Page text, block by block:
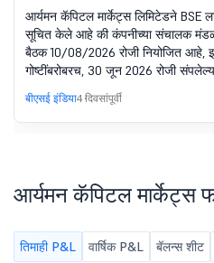
समाप्त झालेल्या तिमाहीसाठी
अनऑडिटेड फायनान्शियल
परिणामांचा विचार आणि मंजुरीसाठी
बोर्ड मीटिंग सूचना
आर्यमन कॅपिटल मार्केट्स लिमिटेडने BSE
सूचित केले आहे की कंपनीच्या संचालक
बैठक 10/08/2026 रोजी नियोजित आहे,
गोष्टींबरोबरच, 30 जून 2026 रोजी
तिमाहीसाठी अनऑडिटेड वित्तीय परिणामांचा
विचार आणि मंजुरी घेणे आणि अध्यक्षांच्या
परवानगीने इतर कोणत्याही बाबींचा विचार
बीएसई इंडिया4 दिवसांपूर्वी
आर्यमन कॅपिटल मार्केट्स
तिमाही P&L वार्षिक P&L बॅलन्स शीट